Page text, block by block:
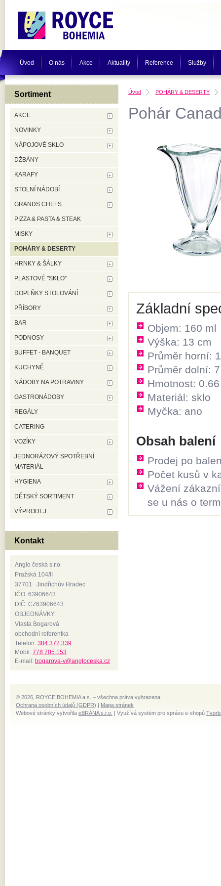
Úvod O nás Akce Aktuality Reference Služby
Úvod POHÁRY & DESERTY
Pohár
Základní
Objem: 160 ml
Výška: 13 cm
Průměr horní:
Průměr dolní:
Hmotnost:
Materiál: sklo
Myčka: ano
Obsah balení
Prodej po
Počet kusů v
Vážení
se u nás o
Sortiment
AKCE
NOVINKY
NÁPOJOVÉ SKLO
DŽBÁNY
KARAFY
STOLNÍ NÁDOBÍ
GRANDS CHEFS
PIZZA & PASTA & STEAK
MISKY
POHÁRY & DESERTY
HRNKY & ŠÁLKY
PLASTOVÉ ''SKLO''
DOPLŇKY STOLOVÁNÍ
PŘÍBORY
BAR
PODNOSY
BUFFET - BANQUET
KUCHYNĚ
NÁDOBY NA POTRAVINY
GASTRONÁDOBY
REGÁLY
CATERING
VOZÍKY
JEDNORÁZOVÝ SPOTŘEBNÍ
MATERIÁL
HYGIENA
DĚTSKÝ SORTIMENT
VÝPRODEJ
Kontakt
Anglo česká s.r.o.
Pražská 104/II
37701 Jindřichův Hradec
IČO: 63906643
DIČ: CZ63906643
OBJEDNÁVKY:
Vlasta Bogarová
obchodní referentka
Telefon: 384 372 339
Mobil: 778 705 153
E-mail: bogarova-v@angloceska.cz
© 2026, ROYCE BOHEMIA a.s. – všechna práva vyhrazena
Ochrana osobních údajů (GDPR) | Mapa stránek
Webové stránky vytvořila eBRÁNA s.r.o. | Využívá systém pro správu e-shopů